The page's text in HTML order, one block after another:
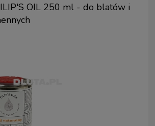
OIL 250 ml - do blatów i